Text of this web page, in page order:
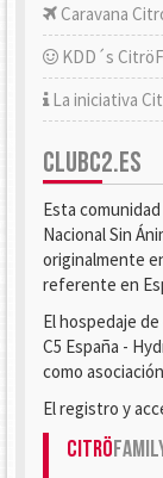
Caravana
KDD´s
La iniciativa
CLUBC2.ES
Esta
Nacional Sin
originalmente
referente en
El hospedaje
C5 España -
como
El registro y
Citrö